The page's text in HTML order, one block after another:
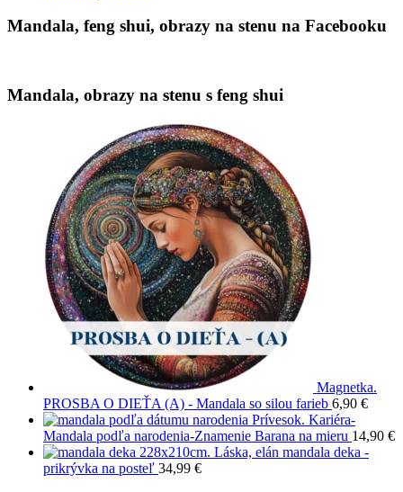
Mandala, feng shui, obrazy na stenu na Facebooku
Mandala, obrazy na stenu s feng shui
Magnetka.
PROSBA O DIEŤA (A) - Mandala so silou farieb 6,90 €
Prívesok. Kariéra-
Mandala podľa narodenia-Znamenie Barana na mieru 14,90 €
228x210cm. Láska, elán mandala deka -
prikrývka na posteľ 34,99 €